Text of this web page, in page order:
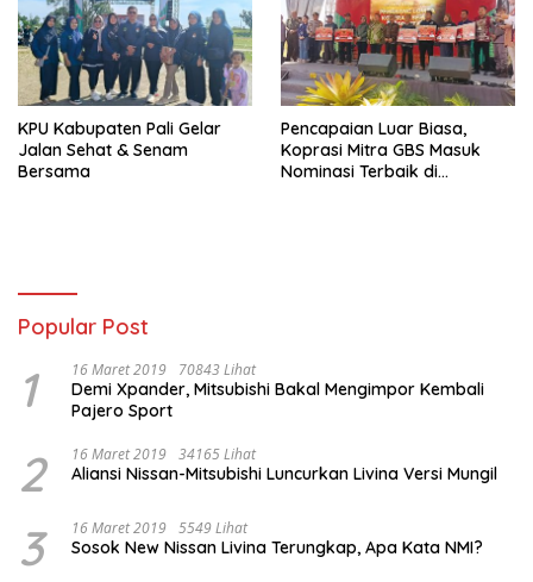
KPU Kabupaten Pali Gelar
Jalan Sehat & Senam
Bersama
Pencapaian Luar Biasa,
Koprasi Mitra GBS Masuk
Nominasi Terbaik di
Popular Post
1 16 Maret 2019 70843 Lihat
Demi Xpander, Mitsubishi Bakal Mengimpor Kembali
Pajero Sport
2 16 Maret 2019 34165 Lihat
Aliansi Nissan-Mitsubishi Luncurkan Livina Versi Mungil
3 16 Maret 2019 5549 Lihat
Sosok New Nissan Livina Terungkap, Apa Kata NMI?